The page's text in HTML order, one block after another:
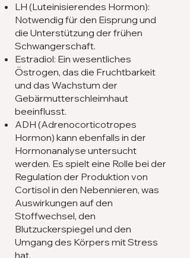
LH (Luteinisierendes Hormon):
Notwendig für den Eisprung und
die Unterstützung der frühen
Schwangerschaft.
Estradiol: Ein wesentliches
Östrogen, das die Fruchtbarkeit
und das Wachstum der
Gebärmutterschleimhaut
beeinflusst.
ADH (Adrenocorticotropes
Hormon) kann ebenfalls in der
Hormonanalyse untersucht
werden. Es spielt eine Rolle bei der
Regulation der Produktion von
Cortisol in den Nebennieren, was
Auswirkungen auf den
Stoffwechsel, den
Blutzuckerspiegel und den
Umgang des Körpers mit Stress
hat.